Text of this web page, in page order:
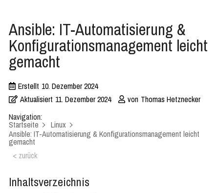
Ansible: IT-Automatisierung &
Konfigurationsmanagement leicht
gemacht
Erstellt 10. Dezember 2024
Aktualisiert 11. Dezember 2024 von Thomas Hetznecker
Navigation:
Startseite
Linux
Ansible: IT-Automatisierung & Konfigurationsmanagement leicht
gemacht
< zurück
Inhaltsverzeichnis